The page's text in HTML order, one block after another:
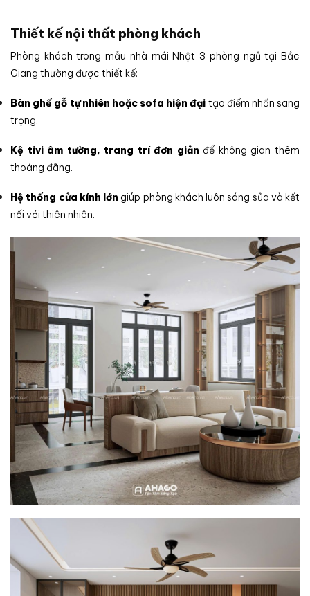
Thiết kế nội thất phòng khách
Phòng khách trong mẫu nhà mái Nhật 3 phòng ngủ tại Bắc
Giang thường được thiết kế:
Bàn ghế gỗ tự nhiên hoặc sofa hiện đại tạo điểm nhấn sang
trọng.
Kệ tivi âm tường, trang trí đơn giản để không gian thêm
thoáng đãng.
Hệ thống cửa kính lớn giúp phòng khách luôn sáng sủa và kết
nối với thiên nhiên.